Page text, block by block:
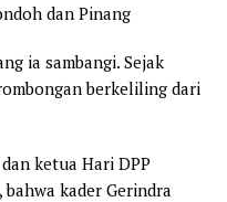
dan Pinang
ia sambangi. Sejak
berkeliling dari
ketua Hari DPP
kader Gerindra